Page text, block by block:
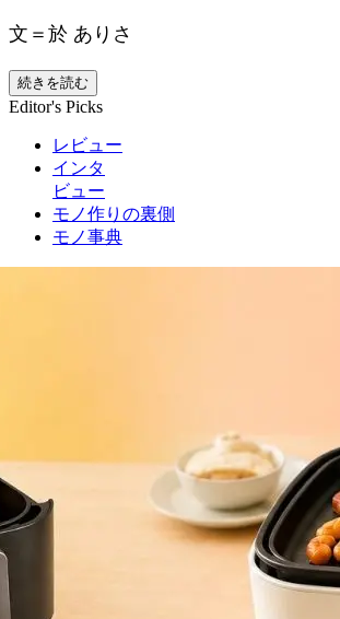
文＝於 ありさ
続きを読む
Editor's Picks
レビュー
インタ
ビュー
モノ作りの裏側
モノ事典